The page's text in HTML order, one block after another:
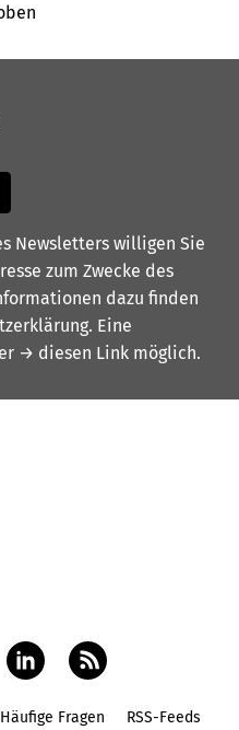
Newsletters willigen Sie
zum Zwecke des
dazu finden
. Eine
→ diesen Link möglich.
Häufige Fragen RSS-Feeds